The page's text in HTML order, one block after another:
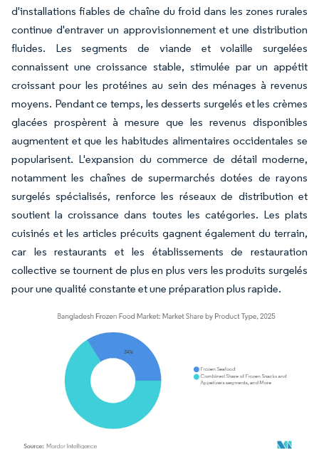
d'installations fiables de chaîne du froid dans les zones rurales
continue d'entraver un approvisionnement et une distribution
fluides. Les segments de viande et volaille surgelées
connaissent une croissance stable, stimulée par un appétit
croissant pour les protéines au sein des ménages à revenus
moyens. Pendant ce temps, les desserts surgelés et les crèmes
glacées prospèrent à mesure que les revenus disponibles
augmentent et que les habitudes alimentaires occidentales se
popularisent. L'expansion du commerce de détail moderne,
notamment les chaînes de supermarchés dotées de rayons
surgelés spécialisés, renforce les réseaux de distribution et
soutient la croissance dans toutes les catégories. Les plats
cuisinés et les articles précuits gagnent également du terrain,
car les restaurants et les établissements de restauration
collective se tournent de plus en plus vers les produits surgelés
pour une qualité constante et une préparation plus rapide.